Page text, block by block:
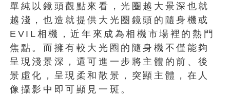
單純以鏡頭觀點來看，光圈越大景深也就
越淺，也造就提供大光圈鏡頭的隨身機或
EVIL相機，近年來成為相機市場裡的熱門
焦點。而擁有較大光圈的隨身機不僅能夠
呈現淺景深，還可進一步將主體的前、後
景虛化，呈現柔和散景，突顯主體，在人
像攝影中即可顯見一斑。